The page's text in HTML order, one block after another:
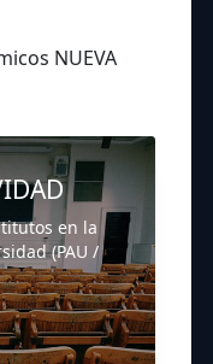
NUEVA
en la
(PAU /